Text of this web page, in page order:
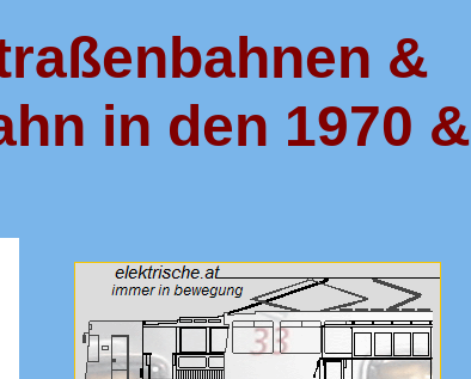
&
in den 1970 &